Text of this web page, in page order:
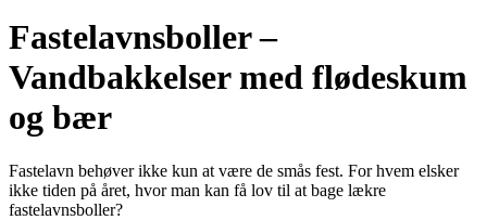
Fastelavnsboller –
Vandbakkelser med flødeskum
og bær
Fastelavn behøver ikke kun at være de smås fest. For hvem elsker
ikke tiden på året, hvor man kan få lov til at bage lækre
fastelavnsboller?